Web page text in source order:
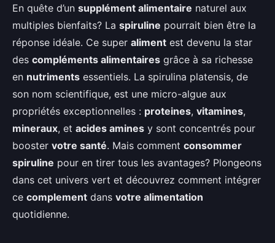
Quels sont les bienfaits de la
consommation de spiruline pour
la santé globale et comment
l'intégrer dans votre
alimentation?
En quête d’un supplément alimentaire naturel aux
multiples bienfaits? La spiruline pourrait bien être la
réponse idéale. Ce super aliment est devenu la star
des compléments alimentaires grâce à sa richesse
en nutriments essentiels. La spirulina platensis, de
son nom scientifique, est une micro-algue aux
propriétés exceptionnelles : proteines, vitamines,
mineraux, et acides amines y sont concentrés pour
booster votre santé. Mais comment consommer
spiruline pour en tirer tous les avantages? Plongeons
dans cet univers vert et découvrez comment intégrer
ce complement dans votre alimentation
quotidienne.